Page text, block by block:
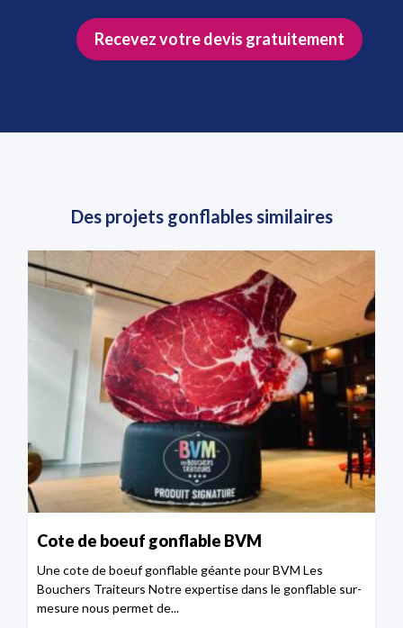
Recevez votre devis gratuitement
Des projets gonflables similaires
Cote de boeuf gonflable BVM
Une cote de boeuf gonflable géante pour BVM Les
Bouchers Traiteurs Notre expertise dans le gonflable sur-
mesure nous permet de...